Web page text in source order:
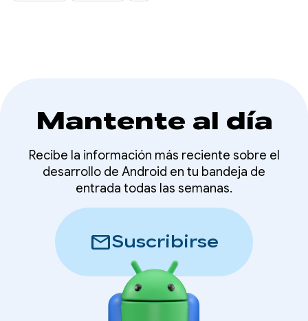
Mantente al día
Recibe la información más reciente sobre el
desarrollo de Android en tu bandeja de
entrada todas las semanas.
mailSuscribirse